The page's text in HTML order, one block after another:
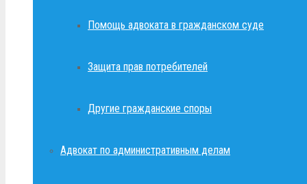
Помощь адвоката в гражданском суде
Защита прав потребителей
Другие гражданские споры
Адвокат по административным делам